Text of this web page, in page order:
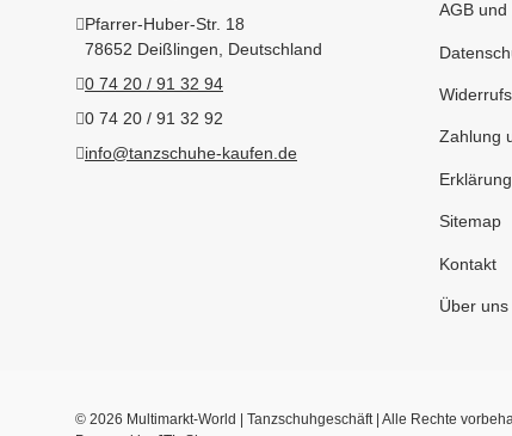
Pfarrer-Huber-Str. 18
78652 Deißlingen, Deutschland
0 74 20 / 91 32 94
0 74 20 / 91 32 92
info@tanzschuhe-kaufen.de
AGB
Zahlung
Sitemap
Kontakt
Über
© 2026 Multimarkt-World | Tanzschuhgeschäft | Alle Rechte